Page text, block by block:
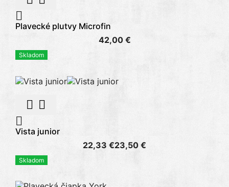

Plavecké plutvy Microfin
42,00 €
Skladom
 

Vista junior
22,33 €23,50 €
Skladom